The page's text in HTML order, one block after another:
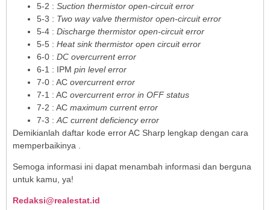
5-2 : Suction thermistor open-circuit error
5-3 : Two way valve thermistor open-circuit error
5-4 : Discharge thermistor open-circuit error
5-5 : Heat sink thermistor open circuit error
6-0 : DC overcurrent error
6-1 : IPM pin level error
7-0 : AC overcurrent error
7-1 : AC overcurrent error in OFF status
7-2 : AC maximum current error
7-3 : AC current deficiency error
Demikianlah daftar kode error AC Sharp lengkap dengan cara
memperbaikinya .
Semoga informasi ini dapat menambah informasi dan berguna
untuk kamu, ya!
Redaksi@realestat.id